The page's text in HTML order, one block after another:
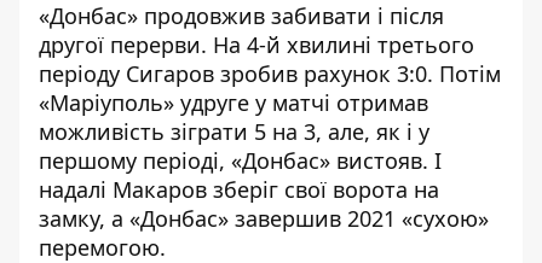
«Донбас» продовжив забивати і після
другої перерви. На 4-й хвилині третього
періоду Сигаров зробив рахунок 3:0. Потім
«Маріуполь» удруге у матчі отримав
можливість зіграти 5 на 3, але, як і у
першому періоді, «Донбас» вистояв. І
надалі Макаров зберіг свої ворота на
замку, а «Донбас» завершив 2021 «сухою»
перемогою.